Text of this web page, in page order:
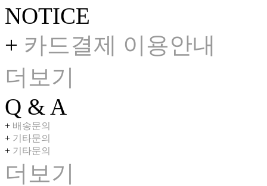
NOTICE
+ 카드결제 이용안내
더보기
Q & A
+ 배송문의
+ 기타문의
+ 기타문의
더보기